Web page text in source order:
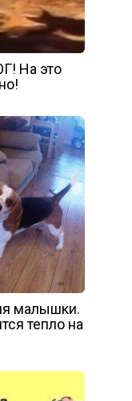
На это
малышки.
тепло на